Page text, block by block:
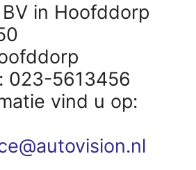
in Hoofddorp
023-5613456
vind u op: